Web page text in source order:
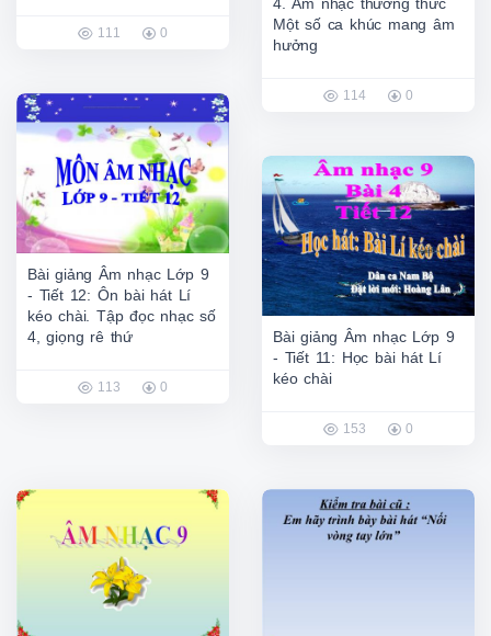
111 0
Một số ca khúc mang âm
hưởng
114 0
Bài giảng Âm nhạc Lớp 9
- Tiết 12: Ôn bài hát Lí
kéo chài. Tập đọc nhạc số
4, giọng rê thứ
113 0
Bài giảng Âm nhạc Lớp 9
- Tiết 11: Học bài hát Lí
kéo chài
153 0